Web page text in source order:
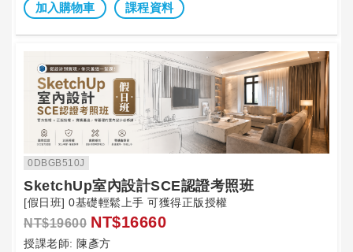
加入購物車 課程資料
0DBGB510J
SketchUp室內設計SCE認證考照班
[假日班] 0基礎輕鬆上手 可獲得正版授權
NT$19600 NT$16660
授課老師: 陳彥方